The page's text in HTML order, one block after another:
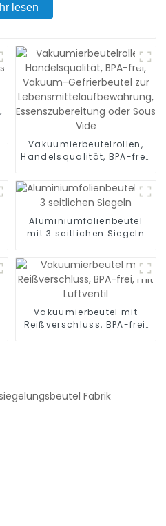
lesen
Vakuumierbeutelrollen,
Handelsqualität, BPA-frei,
Lebensmittelaufbewahrung,
Essenszubereitung oder
Sous Vide
Aluminiumfolienbeutel
mit 3 seitlichen Siegeln
Vakuumierbeutel mit
Reißverschluss, BPA-frei,